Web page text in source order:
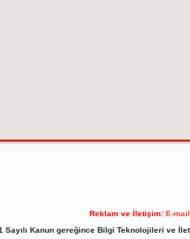
Reklam ve İletişim: E-
Sayılı Kanun gereğince Bilgi Teknolojileri ve